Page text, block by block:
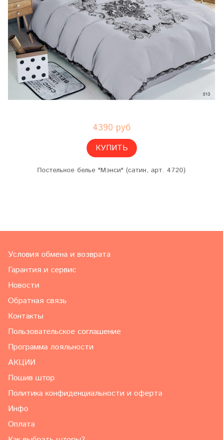
4390 руб
КУПИТЬ
Постельное белье "Мэнси" (сатин, арт. 4720)
Условия обмена и возврата
Гарантия и сервис
Новости
Обратная связь
Контакты
Пользовательское соглашение
Программа лояльности
АКЦИИ
Пошив штор
Политика конфиденциальности и оферта
Инфо
Оплата